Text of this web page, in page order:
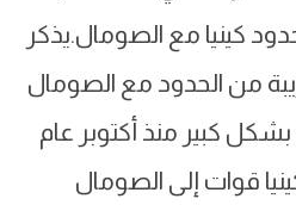
كينيا مع الصومال.يذكر
من الحدود مع الصومال
كبير منذ أكتوبر عام
كينيا قوات إلى الصومال